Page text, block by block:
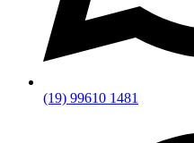
(19) 99610 1481